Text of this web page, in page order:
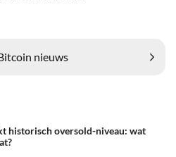
nieuws
historisch oversold-niveau: wat